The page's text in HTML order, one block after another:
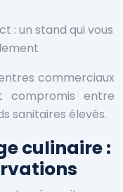
: un stand qui vous
commerciaux
compromis entre
sanitaires élevés.
culinaire :